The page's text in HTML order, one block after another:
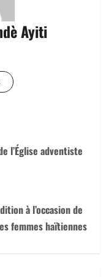
Ayiti
l’Église adventiste
à l’occasion de
femmes haïtiennes